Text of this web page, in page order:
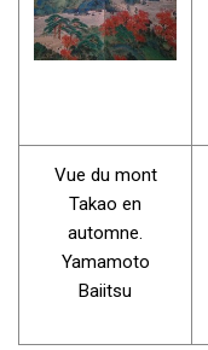
Vue du mont
Takao en
automne.
Yamamoto
Baiitsu